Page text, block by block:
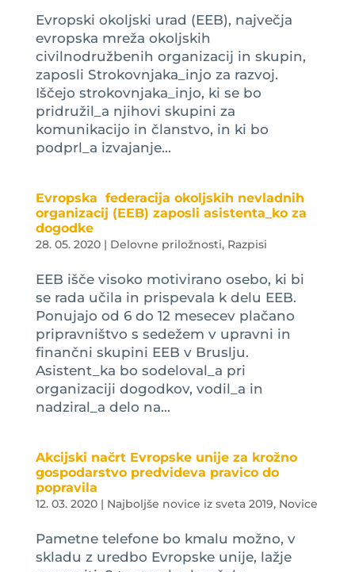
Evropski okoljski urad (EEB), največja
evropska mreža okoljskih
civilnodružbenih organizacij in skupin,
zaposli Strokovnjaka_injo za razvoj.
Iščejo strokovnjaka_injo, ki se bo
pridružil_a njihovi skupini za
komunikacijo in članstvo, in ki bo
podprl_a izvajanje...
Evropska federacija okoljskih nevladnih
organizacij (EEB) zaposli asistenta_ko za
dogodke
28. 05. 2020| Delovne priložnosti, Razpisi
EEB išče visoko motivirano osebo, ki bi
se rada učila in prispevala k delu EEB.
Ponujajo od 6 do 12 mesecev plačano
pripravništvo s sedežem v upravni in
finančni skupini EEB v Bruslju.
Asistent_ka bo sodeloval_a pri
organizaciji dogodkov, vodil_a in
nadziral_a delo na...
Akcijski načrt Evropske unije za krožno
gospodarstvo predvideva pravico do
popravila
12. 03. 2020| Najboljše novice iz sveta 2019, Novice
Pametne telefone bo kmalu možno, v
skladu z uredbo Evropske unije, lažje